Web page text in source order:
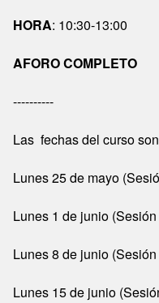
HORA: 10:30-13:00
AFORO COMPLETO
----------
Las fechas del curso
Lunes 25 de mayo
Lunes 1 de junio
Lunes 8 de junio
Lunes 15 de junio